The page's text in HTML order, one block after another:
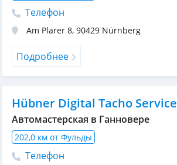
Телефон
Am Plarer 8, 90429 Nürnberg
Подробнее
Hübner Digital Tacho Service
Автомастерская в Ганновере
202,0 км от Фульды
Телефон